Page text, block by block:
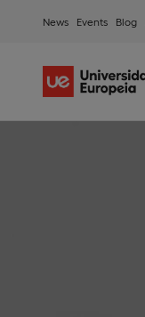
News Events Blog